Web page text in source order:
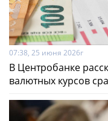
07:38, 25 июня 2026г
В Центробанке
валютных курсов